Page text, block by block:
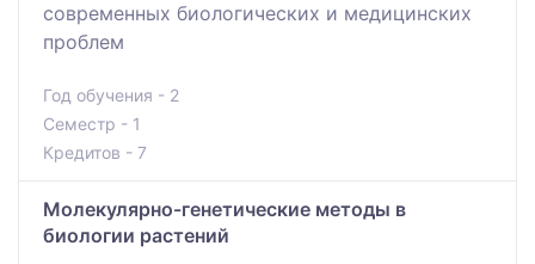
современных биологических и медицинских
проблем
Год обучения - 2
Семестр - 1
Кредитов - 7
Молекулярно-генетические методы в
биологии растений